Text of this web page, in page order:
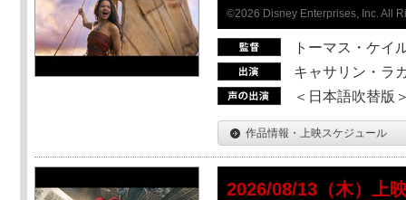
©2026 Disney Enterprises, Inc. All
トーマス・ケイ
キャサリン・ラ
＜日本語吹替版
作品情報・上映スケジュール
2026/08/13（木）上